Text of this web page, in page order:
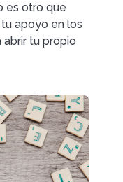
es otro que
apoyo en los
tu propio